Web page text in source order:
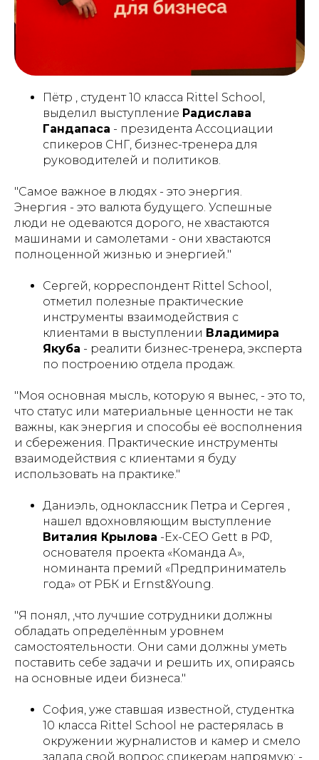
Пётр , студент 10 класса Rittel School,
выделил выступление Радислава
Гандапаса - президента Ассоциации
спикеров СНГ, бизнес-тренера для
руководителей и политиков.
"Самое важное в людях - это энергия.
Энергия - это валюта будущего. Успешные
люди не одеваются дорого, не хвастаются
машинами и самолетами - они хвастаются
полноценной жизнью и энергией."
Сергей, корреспондент Rittel School,
отметил полезные практические
инструменты взаимодействия с
клиентами в выступлении Владимира
Якуба - реалити бизнес-тренера, эксперта
по построению отдела продаж.
"Моя основная мысль, которую я вынес, - это то,
что статус или материальные ценности не так
важны, как энергия и способы её восполнения
и сбережения. Практические инструменты
взаимодействия с клиентами я буду
использовать на практике."
Даниэль, одноклассник Петра и Сергея ,
нашел вдохновляющим выступление
Виталия Крылова -Ex-CEO Gett в РФ,
основателя проекта «Команда А»,
номинанта премий «Предприниматель
года» от РБК и Ernst&Young.
"Я понял, ,что лучшие сотрудники должны
обладать определённым уровнем
самостоятельности. Они сами должны уметь
поставить себе задачи и решить их, опираясь
на основные идеи бизнеса."
София, уже ставшая известной, студентка
10 класса Rittel School не растерялась в
окружении журналистов и камер и смело
задала свой вопрос спикерам напрямую: -